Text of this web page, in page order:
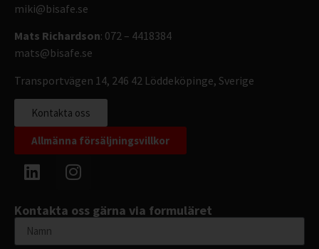
miki@bisafe.se
Mats Richardson: 072 – 4418384
mats@bisafe.se
Transportvägen 14, 246 42 Löddeköpinge, Sverige
Kontakta oss
Allmänna försäljningsvillkor
Kontakta oss gärna via formuläret